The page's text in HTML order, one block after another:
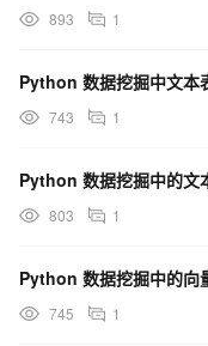
893 1
Python 数据挖掘中文本
743 1
Python 数据挖掘中的文
803 1
Python 数据挖掘中的向
745 1